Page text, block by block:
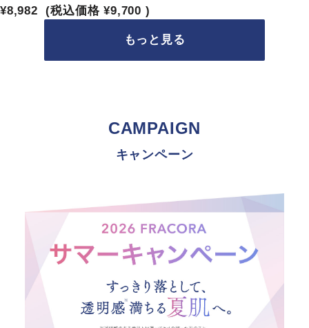
¥8,982 (税込価格 ¥9,700 )
もっと見る
CAMPAIGN
キャンペーン